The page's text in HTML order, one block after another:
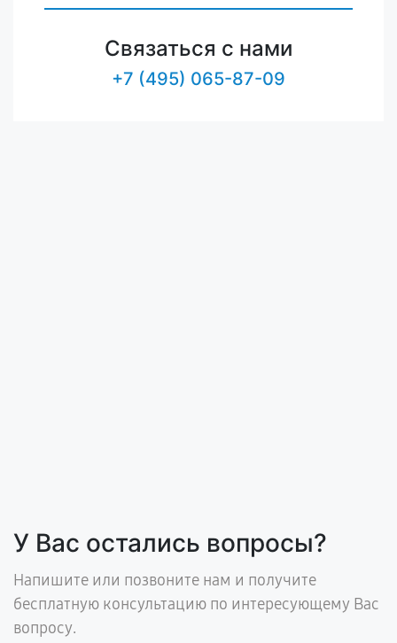
Связаться с нами
+7 (495) 065-87-09
У Вас остались вопросы?
Напишите или позвоните нам и получите
бесплатную консультацию по интересующему Вас
вопросу.